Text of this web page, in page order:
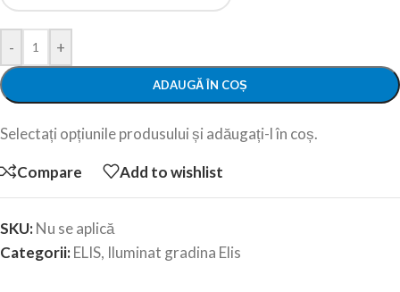
- +
ADAUGĂ ÎN COȘ
Selectați opțiunile produsului și adăugați-l în coș.
Compare Add to wishlist
SKU:Nu se aplică
Categorii:ELIS, Iluminat gradina Elis